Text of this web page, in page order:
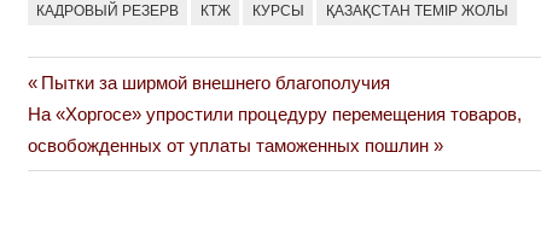
КАДРОВЫЙ РЕЗЕРВ КТЖ КУРСЫ ҚАЗАҚСТАН ТЕМІР ЖОЛЫ
Навигация
по
Previous
Post:
Пытки за ширмой внешнего благополучия
Next
Post:
На «Хоргосе» упростили процедуру перемещения товаров,
освобожденных от уплаты таможенных пошлин